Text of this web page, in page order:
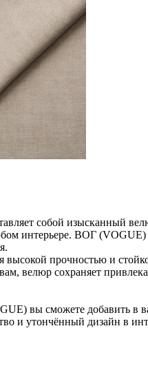
собой изысканный
интерьере. ВОГ (VOGUE)
прочностью и
велюр сохраняет
вы сможете добавить в
и утончённый дизайн в